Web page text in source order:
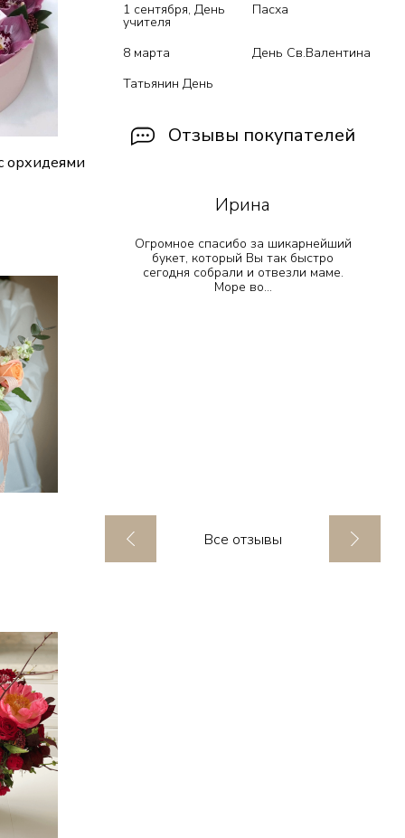
орхидеями
1 сентября, День
учителя
Пасха
8 марта
День Св.Валентина
Татьянин День
Отзывы покупателей
просто
Ирина
Огромное спасибо за шикарнейший
букет, который Вы так быстро
сегодня собрали и отвезли маме.
Море во...
Все отзывы